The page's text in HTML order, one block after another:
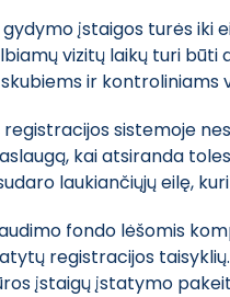
įstaigos turės iki
vizitų laikų turi
ir kontroliniams
registracijos sistemoje
kai atsiranda
laukiančiųjų eilę,
fondo lėšomis
registracijos
įstaigų įstatymo